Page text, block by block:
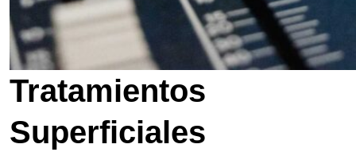
Tratamientos
Superficiales